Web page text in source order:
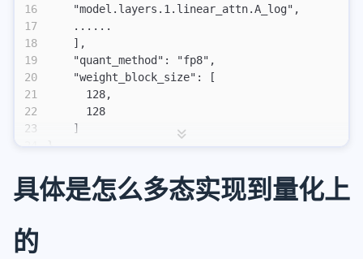
16
17
18
19
20
21
22
23
    "model.layers.1.linear_attn.A_log",
    ......
    ],
    "quant_method": "fp8",
    "weight_block_size": [
      128,
      128
    ]
具体是怎么多态实现到量化上
的
miniconda换目录
tutorials
hexo